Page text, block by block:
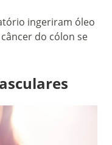
ingeriram óleo
do cólon se